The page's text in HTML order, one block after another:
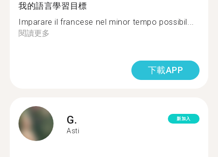
我的語言學習目標
Imparare il francese nel minor tempo possibil...
閱讀更多
下載APP
G.
Asti
新加入